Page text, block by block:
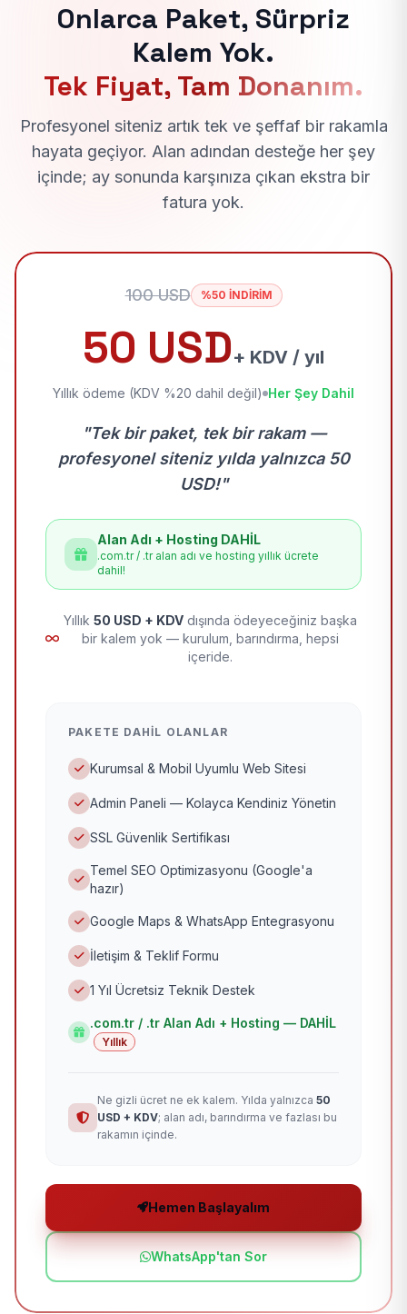
Onlarca Paket, Sürpriz
Kalem Yok.
Tek Fiyat, Tam Donanım.
Profesyonel siteniz artık tek ve şeffaf bir rakamla
hayata geçiyor. Alan adından desteğe her şey
içinde; ay sonunda karşınıza çıkan ekstra bir
fatura yok.
100 USD %50 İNDİRİM
50 USD+ KDV / yıl
Yıllık ödeme (KDV %20 dahil değil) Her Şey Dahil
"Tek bir paket, tek bir rakam —
profesyonel siteniz yılda yalnızca 50
USD!"
Alan Adı + Hosting DAHİL
.com.tr / .tr alan adı ve hosting yıllık ücrete
dahil!
Yıllık 50 USD + KDV dışında ödeyeceğiniz başka
bir kalem yok — kurulum, barındırma, hepsi
içeride.
PAKETE DAHIL OLANLAR
Kurumsal & Mobil Uyumlu Web Sitesi
Admin Paneli — Kolayca Kendiniz Yönetin
SSL Güvenlik Sertifikası
Temel SEO Optimizasyonu (Google'a
hazır)
Google Maps & WhatsApp Entegrasyonu
İletişim & Teklif Formu
1 Yıl Ücretsiz Teknik Destek
.com.tr / .tr Alan Adı + Hosting — DAHİL
Yıllık
Ne gizli ücret ne ek kalem. Yılda yalnızca 50
USD + KDV; alan adı, barındırma ve fazlası bu
rakamın içinde.
Hemen Başlayalım
WhatsApp'tan Sor